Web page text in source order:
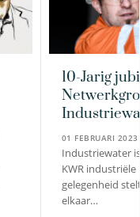
10-Jarig
01 FEBRUARI
Industriewater
KWR
gelegenheid
elkaar…